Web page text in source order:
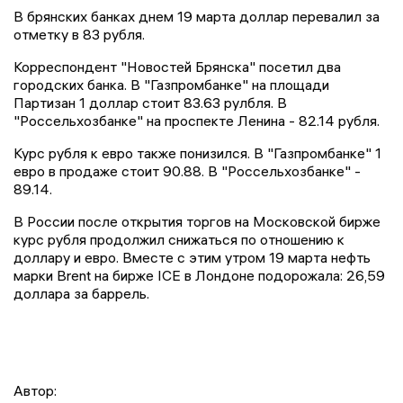
В брянских банках днем 19 марта доллар перевалил за
отметку в 83 рубля.
Корреспондент "Новостей Брянска" посетил два
городских банка. В "Газпромбанке" на площади
Партизан 1 доллар стоит 83.63 рулбля. В
"Россельхозбанке" на проспекте Ленина - 82.14 рубля.
Курс рубля к евро также понизился. В "Газпромбанке" 1
евро в продаже стоит 90.88. В "Россельхозбанке" -
89.14.
В России после открытия торгов на Московской бирже
курс рубля продолжил снижаться по отношению к
доллару и евро. Вместе с этим утром 19 марта нефть
марки Brent на бирже ICE в Лондоне подорожала: 26,59
доллара за баррель.
Автор: